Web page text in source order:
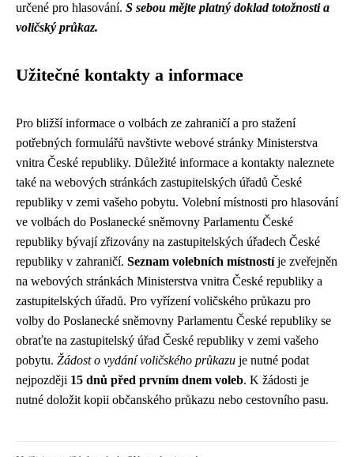
určené pro hlasování. S sebou mějte platný doklad totožnosti a
voličský průkaz.
Užitečné kontakty a informace
Pro bližší informace o volbách ze zahraničí a pro stažení
potřebných formulářů navštivte webové stránky Ministerstva
vnitra České republiky. Důležité informace a kontakty naleznete
také na webových stránkách zastupitelských úřadů České
republiky v zemi vašeho pobytu. Volební místnosti pro hlasování
ve volbách do Poslanecké sněmovny Parlamentu České
republiky bývají zřizovány na zastupitelských úřadech České
republiky v zahraničí. Seznam volebních místnostíje zveřejněn
na webových stránkách Ministerstva vnitra České republiky a
zastupitelských úřadů. Pro vyřízení voličského průkazu pro
volby do Poslanecké sněmovny Parlamentu České republiky se
obraťte na zastupitelský úřad České republiky v zemi vašeho
pobytu. Žádost o vydání voličského průkazu je nutné podat
nejpozději 15 dnů před prvním dnem voleb. K žádosti je
nutné doložit kopii občanského průkazu nebo cestovního pasu.